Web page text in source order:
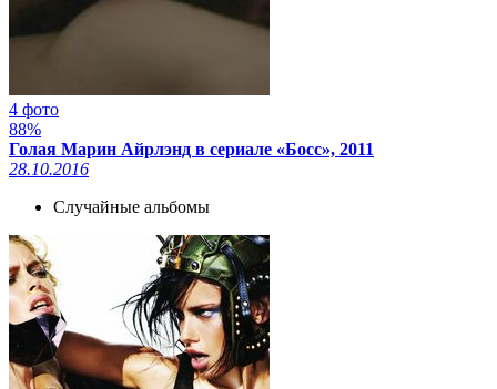
4 фото
88%
Голая Марин Айрлэнд в сериале «Босс», 2011
28.10.2016
Случайные альбомы